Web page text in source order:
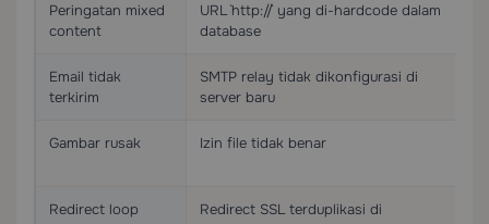
Peringatan mixed
content
URL `http://` yang di-hardcode dalam
database
Email tidak
terkirim
SMTP relay tidak dikonfigurasi di
server baru
Gambar rusak Izin file tidak benar
Redirect loop
Redirect SSL terduplikasi di